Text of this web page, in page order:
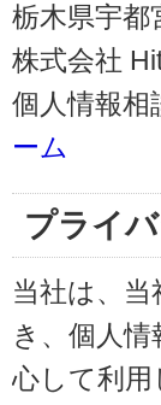
栃木県宇都
株式会社
個人情報相
ーム
プライ
当社は、
き、個人
心して利